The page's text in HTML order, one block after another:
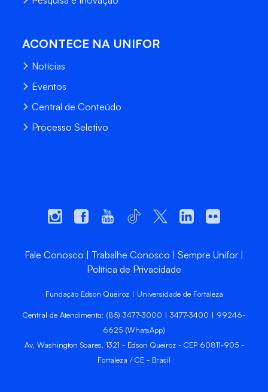
ACONTECE NA UNIFOR
Notícias
Eventos
Central de Conteúdo
Processo Seletivo
Fale Conosco Trabalhe Conosco
Sempre Unifor
Política de Privacidade
Fundação Edson Queiroz | Universidade de Fortaleza
Central de Atendimento: (85) 3477-3000 | 3477-3400 | 99246-
6625 (WhatsApp)
Av. Washington Soares, 1321 - Edson Queiroz - CEP 60811-905 -
Fortaleza / CE - Brasil